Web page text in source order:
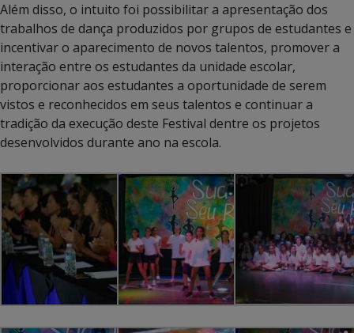
Além disso, o intuito foi possibilitar a apresentação dos
trabalhos de dança produzidos por grupos de estudantes e
incentivar o aparecimento de novos talentos, promover a
interação entre os estudantes da unidade escolar,
proporcionar aos estudantes a oportunidade de serem
vistos e reconhecidos em seus talentos e continuar a
tradição da execução deste Festival dentre os projetos
desenvolvidos durante ano na escola.